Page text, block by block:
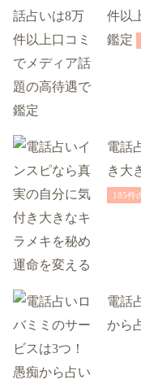
件以
鑑定
電話
き大
185件
電話
から